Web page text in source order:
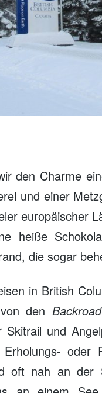
den Charme
und einer
europäischer
heiße
die sogar
in British
den
Skitrail und
oder
oft nah an der